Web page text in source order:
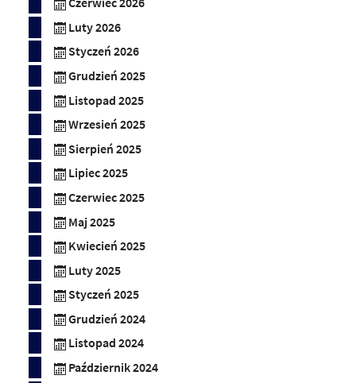
Luty 2026
Styczeń 2026
Grudzień 2025
Listopad 2025
Wrzesień 2025
Sierpień 2025
Lipiec 2025
Czerwiec 2025
Maj 2025
Kwiecień 2025
Luty 2025
Styczeń 2025
Grudzień 2024
Listopad 2024
Październik 2024